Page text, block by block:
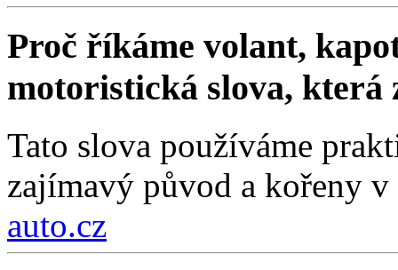
Proč říkáme volant,
motoristická slova, která
Tato slova používáme
zajímavý původ a kořeny
auto.cz